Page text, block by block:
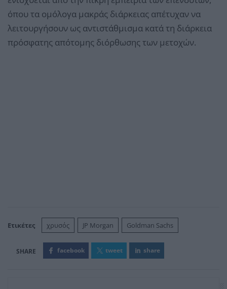
όπου τα ομόλογα μακράς διάρκειας απέτυχαν να
λειτουργήσουν ως αντιστάθμισμα κατά τη διάρκεια
πρόσφατης απότομης διόρθωσης των μετοχών.
Ετικέτες χρυσός JP Morgan Goldman Sachs
facebook tweet share